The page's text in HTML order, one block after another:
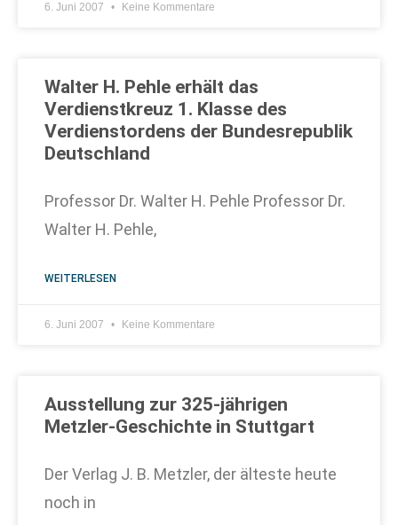
6. Juni 2007 Keine Kommentare
Walter H. Pehle erhält das
Verdienstkreuz 1. Klasse des
Verdienstordens der Bundesrepublik
Deutschland
Professor Dr. Walter H. Pehle Professor Dr.
Walter H. Pehle,
WEITERLESEN
6. Juni 2007 Keine Kommentare
Ausstellung zur 325-jährigen
Metzler-Geschichte in Stuttgart
Der Verlag J. B. Metzler, der älteste heute
noch in